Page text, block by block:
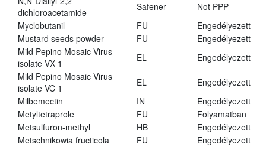
dichloroacetamide
Safener
Not PPP
Myclobutanil
FU
Engedélyezett
Mustard seeds powder
FU
Engedélyezett
Mild Pepino Mosaic Virus
isolate VX 1
EL
Engedélyezett
Mild Pepino Mosaic Virus
isolate VC 1
EL
Engedélyezett
Milbemectin
IN
Engedélyezett
Metyltetraprole
FU
Folyamatban
Metsulfuron-methyl
HB
Engedélyezett
Metschnikowia fructicola
FU Engedélyezett